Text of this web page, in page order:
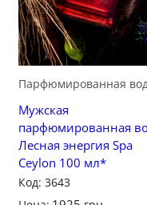
Парфюмированная
Мужская
парфюмированная
Лесная энергия Spa
Ceylon 100 мл*
Код: 3643